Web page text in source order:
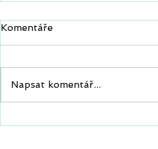
Komentáře
Napsat komentář...